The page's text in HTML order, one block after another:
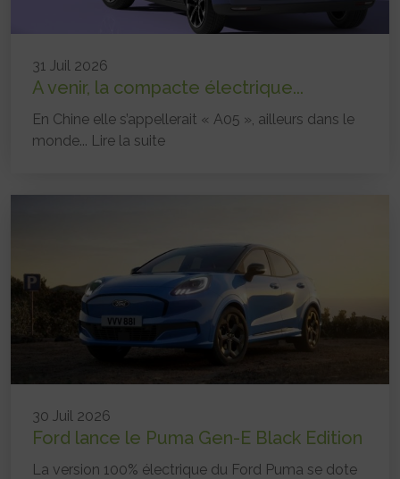
31 Juil 2026
A venir, la compacte électrique...
En Chine elle s’appellerait « A05 », ailleurs dans le
monde... Lire la suite
30 Juil 2026
Ford lance le Puma Gen-E Black Edition
La version 100% électrique du Ford Puma se dote